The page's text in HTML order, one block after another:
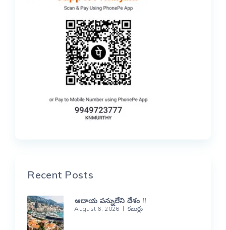
Recent Posts
ఆదాయ పన్నులేని దేశం !!
August 6, 2026 కబుర్లు